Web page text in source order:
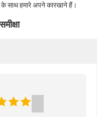
साथ हमारे अपने कारखाने हैं।